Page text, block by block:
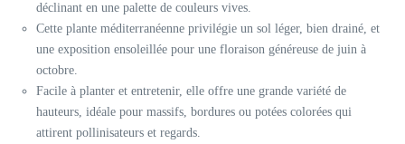
déclinant en une palette de couleurs vives.
Cette plante méditerranéenne privilégie un sol léger, bien drainé, et
une exposition ensoleillée pour une floraison généreuse de juin à
octobre.
Facile à planter et entretenir, elle offre une grande variété de
hauteurs, idéale pour massifs, bordures ou potées colorées qui
attirent pollinisateurs et regards.